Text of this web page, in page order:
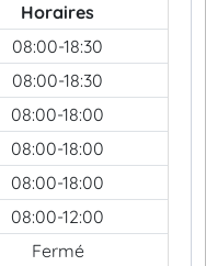
Horaires
08:00-18:30
08:00-18:30
08:00-18:00
08:00-18:00
08:00-18:00
08:00-12:00
Fermé